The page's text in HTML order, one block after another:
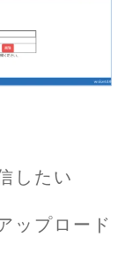
たい
プロード